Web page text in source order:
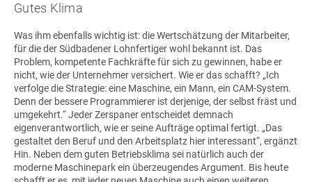
Gutes Klima
Was ihm ebenfalls wichtig ist: die Wertschätzung der Mitarbeiter,
für die der Südbadener Lohnfertiger wohl bekannt ist. Das
Problem, kompetente Fachkräfte für sich zu gewinnen, habe er
nicht, wie der Unternehmer versichert. Wie er das schafft? „Ich
verfolge die Strategie: eine Maschine, ein Mann, ein CAM-System.
Denn der bessere Programmierer ist derjenige, der selbst fräst und
umgekehrt.“ Jeder Zerspaner entscheidet demnach
eigenverantwortlich, wie er seine Aufträge optimal fertigt. „Das
gestaltet den Beruf und den Arbeitsplatz hier interessant“, ergänzt
Hin. Neben dem guten Betriebsklima sei natürlich auch der
moderne Maschinepark ein überzeugendes Argument. Bis heute